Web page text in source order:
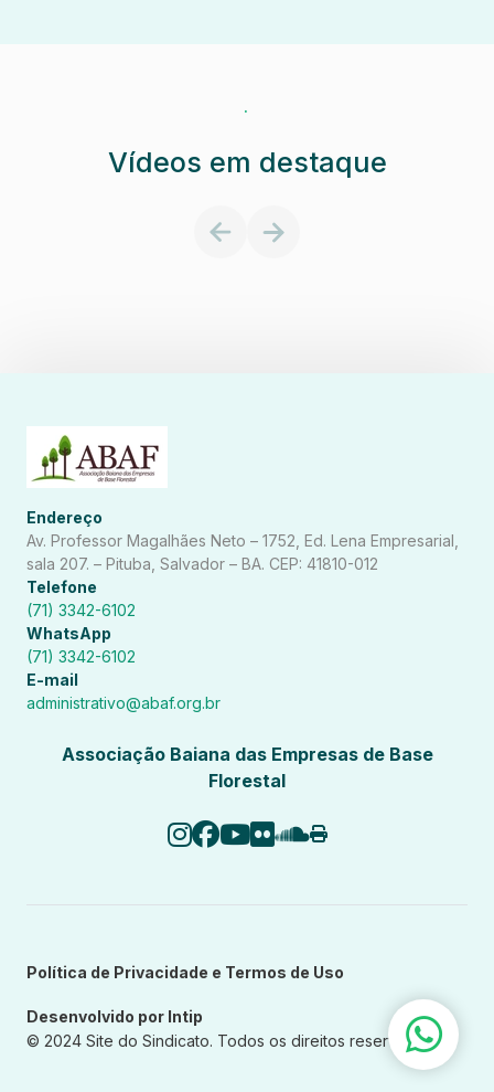
.
Vídeos em destaque
Endereço
Av. Professor Magalhães Neto – 1752, Ed. Lena Empresarial,
sala 207. – Pituba, Salvador – BA. CEP: 41810-012
Telefone
(71) 3342-6102
WhatsApp
(71) 3342-6102
E-mail
administrativo@abaf.org.br
Associação Baiana das Empresas de Base
Florestal
Política de Privacidade e Termos de Uso
Desenvolvido por Intip
© 2024 Site do Sindicato. Todos os direitos reservados.